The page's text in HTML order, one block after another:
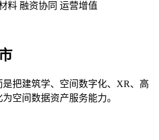
料 融资协同 运营增值
把建筑学、空间数字化、XR、高
空间数据资产服务能力。